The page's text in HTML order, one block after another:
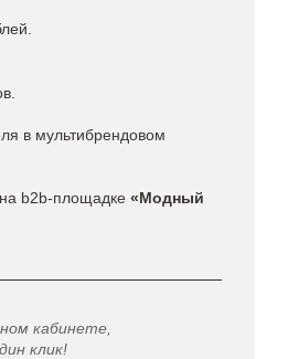
в мультибрендовом
на b2b-площадке «Модный
кабинете,
клик!